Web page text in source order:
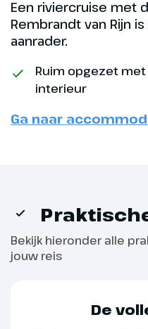
Dag 4
wensen
Een riviercruise met
Rembrandt van Rijn
aanrader.
Ruim opgezet
interieur
Ga naar
Bekijk hieronder alle
jouw reis
De